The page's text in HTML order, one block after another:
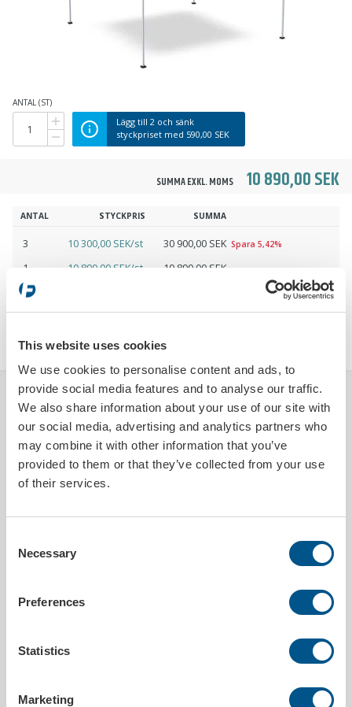
This website uses cookies
We use cookies to personalise content and ads, to
provide social media features and to analyse our traffic.
We also share information about your use of our site with
our social media, advertising and analytics partners who
may combine it with other information that you’ve
provided to them or that they’ve collected from your use
of their services.
Selection
Necessary
Preferences
Statistics
Marketing
ANTAL (ST)
Lägg till 2 och sänk
styckpriset med 590,00 SEK
SUMMA EXKL. MOMS 10 890,00 SEK
ANTAL STYCKPRIS SUMMA
3 10 300,00 SEK/st 30 900,00 SEK Spara 5,42%
1 10 890,00 SEK/st 10 890,00 SEK
LÄGG I VARUKORGEN
BESKRIVNING
Eventtält med enbart tak, 3 x 3 meter som är tillverkat för lång
hållbarhet. Tältet digitaltrycks med er unika logga eller budskap.
Levereras komplett med ställning/stomme som är tillverkad i 40 mm
aluminium med 6-kantsprofil. Det medföljer även förankringskit,
PRODUKTDETALJER
Storlek